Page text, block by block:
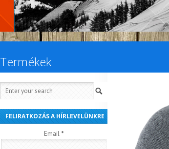
Termékek
FELIRATKOZÁS A HÍRLEVELÜNKRE
Email *